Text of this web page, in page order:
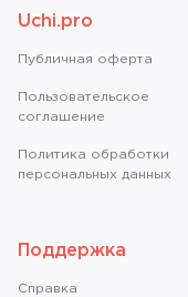
Uchi.pro
Публичная оферта
Пользовательское
соглашение
Политика обработки
персональных данных
Поддержка
Справкa